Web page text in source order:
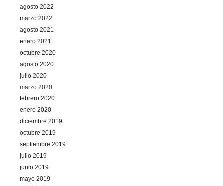
agosto 2022
marzo 2022
agosto 2021
enero 2021
octubre 2020
agosto 2020
julio 2020
marzo 2020
febrero 2020
enero 2020
diciembre 2019
octubre 2019
septiembre 2019
julio 2019
junio 2019
mayo 2019